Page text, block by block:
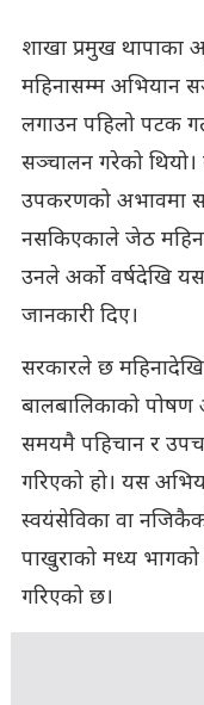
शाखा प्रमुख थापाका
महिनासम्म अभियान
लगाउन पहिलो पटक
सञ्चालन गरेको
उपकरणको अभावमा
नसकिएकाले जेठ
उनले अर्को वर्षदेखि
जानकारी दिए।
सरकारले छ
बालबालिकाको पोषण
समयमै पहिचान र
गरिएको हो। यस
स्वयंसेविका वा
पाखुराको मध्य भागको
गरिएको छ।